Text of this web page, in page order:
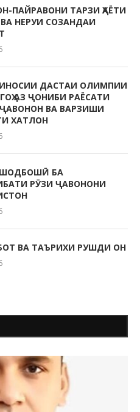
ПАЙРАВОНИ ТАРЗИ ҲАЁТИ
НЕРУИ СОЗАНДАИ
ДАСТАИ ОЛИМПИИ
АЗ ҶОНИБИ РАЁСАТИ
ВА ВАРЗИШИ
ХАТЛОН
БА
РӮЗИ ҶАВОНОНИ
ВА ТАЪРИХИ РУШДИ ОН